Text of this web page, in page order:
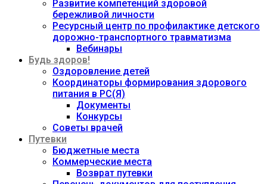
Развитие компетенций здоровой
бережливой личности
Ресурсный центр по профилактике детского
дорожно-транспортного травматизма
Вебинары
Будь здоров!
Оздоровление детей
Координаторы формирования здорового
питания в РС(Я)
Документы
Конкурсы
Советы врачей
Путевки
Бюджетные места
Коммерческие места
Возврат путевки